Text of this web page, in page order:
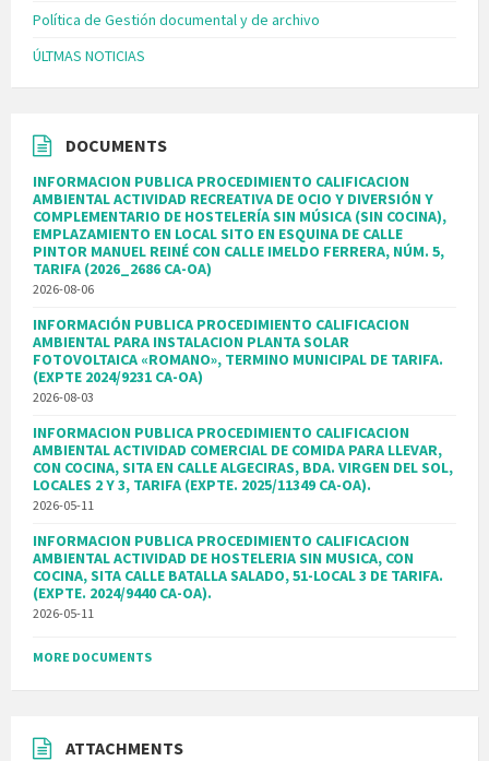
Política de Gestión documental y de archivo
ÚLTMAS NOTICIAS
DOCUMENTS
INFORMACION PUBLICA PROCEDIMIENTO CALIFICACION
AMBIENTAL ACTIVIDAD RECREATIVA DE OCIO Y DIVERSIÓN Y
COMPLEMENTARIO DE HOSTELERÍA SIN MÚSICA (SIN COCINA),
EMPLAZAMIENTO EN LOCAL SITO EN ESQUINA DE CALLE
PINTOR MANUEL REINÉ CON CALLE IMELDO FERRERA, NÚM. 5,
TARIFA (2026_2686 CA-OA)
2026-08-06
INFORMACIÓN PUBLICA PROCEDIMIENTO CALIFICACION
AMBIENTAL PARA INSTALACION PLANTA SOLAR
FOTOVOLTAICA «ROMANO», TERMINO MUNICIPAL DE TARIFA.
(EXPTE 2024/9231 CA-OA)
2026-08-03
INFORMACION PUBLICA PROCEDIMIENTO CALIFICACION
AMBIENTAL ACTIVIDAD COMERCIAL DE COMIDA PARA LLEVAR,
CON COCINA, SITA EN CALLE ALGECIRAS, BDA. VIRGEN DEL SOL,
LOCALES 2 Y 3, TARIFA (EXPTE. 2025/11349 CA-OA).
2026-05-11
INFORMACION PUBLICA PROCEDIMIENTO CALIFICACION
AMBIENTAL ACTIVIDAD DE HOSTELERIA SIN MUSICA, CON
COCINA, SITA CALLE BATALLA SALADO, 51-LOCAL 3 DE TARIFA.
(EXPTE. 2024/9440 CA-OA).
2026-05-11
MORE DOCUMENTS
ATTACHMENTS